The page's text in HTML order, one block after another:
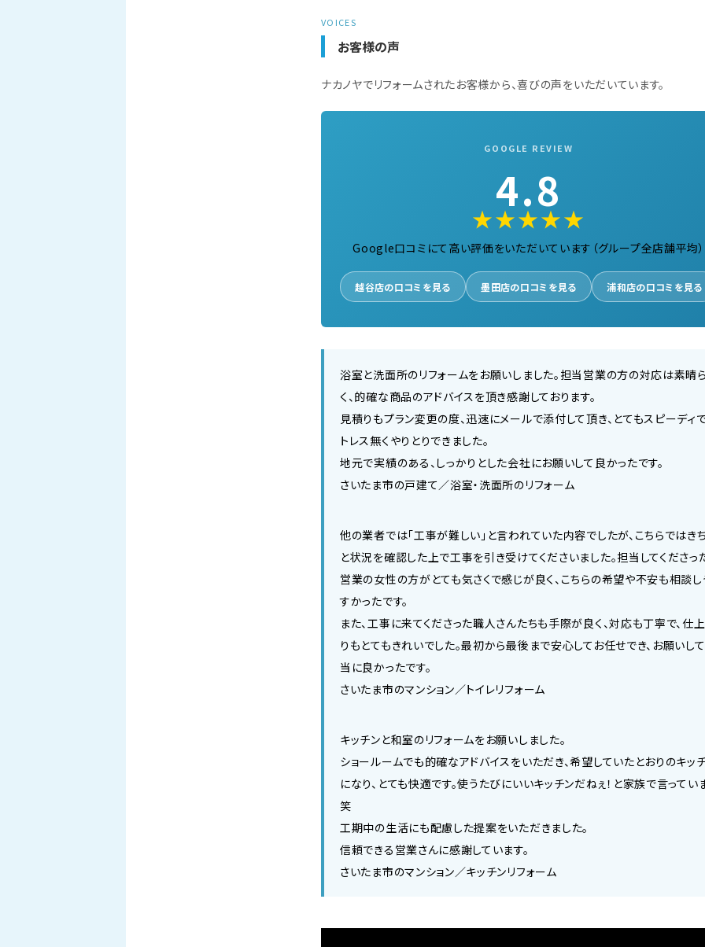
VOICES
お客様の声
ナカノヤでリフォームされたお客様から、喜びの声をいただいています。
GOOGLE REVIEW
4.8
★★★★★
Google口コミにて高い評価をいただいています（グループ全店舗平均）
越谷店の口コミを見る 墨田店の口コミを見る 浦和店の口コミを見る
浴室と洗面所のリフォームをお願いしました。担当営業の方の対応は素晴
く、的確な商品のアドバイスを頂き感謝しております。
見積りもプラン変更の度、迅速にメールで添付して頂き、とてもスピーディ
トレス無くやりとりできました。
地元で実績のある、しっかりとした会社にお願いして良かったです。
さいたま市の戸建て／浴室・洗面所のリフォーム
他の業者では「工事が難しい」と言われていた内容でしたが、こちらではき
と状況を確認した上で工事を引き受けてくださいました。担当してくださっ
営業の女性の方がとても気さくで感じが良く、こちらの希望や不安も相談
すかったです。
また、工事に来てくださった職人さんたちも手際が良く、対応も丁寧で、仕
りもとてもきれいでした。最初から最後まで安心してお任せでき、お願いし
当に良かったです。
さいたま市のマンション／トイレリフォーム
キッチンと和室のリフォームをお願いしました。
ショールームでも的確なアドバイスをいただき、希望していたとおりのキッ
になり、とても快適です。使うたびにいいキッチンだねぇ！と家族で言ってい
笑
工期中の生活にも配慮した提案をいただきました。
信頼できる営業さんに感謝しています。
さいたま市のマンション／キッチンリフォーム